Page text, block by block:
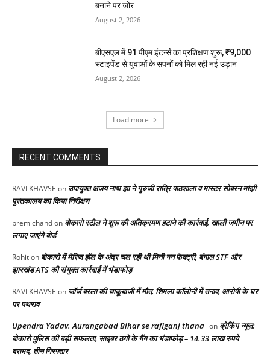
बनाने पर जोर
August 2, 2026
बीएसएल में 91 पीएम इंटर्न्स का प्रशिक्षण शुरू, ₹9,000
स्टाइपेंड से युवाओं के सपनों को मिल रही नई उड़ान
August 2, 2026
Load more
RECENT COMMENTS
RAVI KHAVSE on उपायुक्त अजय नाथ झा ने गुरुजी रात्रि पाठशाला व मास्टर सोबरन मांझी
पुस्तकालय का किया निरीक्षण
prem chandon बोकारो स्टील ने शुरू की अतिक्रमण हटाने की कार्रवाई, खाली जमीन पर
लगाए जाएंगे बोर्ड
Rohiton बोकारो में मैरिज हॉल के अंदर चल रही थी मिनी गन फैक्ट्री, बंगाल STF और
झारखंड ATS की संयुक्त कार्रवाई में भंडाफोड़
RAVI KHAVSE on जॉर्ज बरला की चाकूबाजी में मौत, शिमला कॉलोनी में तनाव, आरोपी के घर
पर पथराव
Upendra Yadav. Aurangabad Bihar se rafiganj thana on ब्रेकिंग न्यूज़:
बोकारो पुलिस की बड़ी सफलता, साइबर ठगों के गैंग का भंडाफोड़ – 14.33 लाख रुपये
बरामद, तीन गिरफ्तार